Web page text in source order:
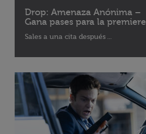
Drop: Amenaza Anónima –
Gana pases para la premiere
Sales a una cita después ...